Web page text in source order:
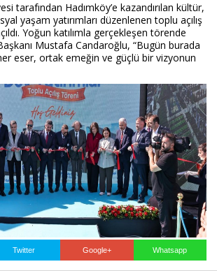
tarafından Hadımköy’e kazandırılan kültür,
yaşam yatırımları düzenlenen toplu açılış
Yoğun katılımla gerçekleşen törende
Mustafa Candaroğlu, “Bugün burada
her eser, ortak emeğin ve güçlü bir vizyonun
Twitter Google+ Whatsapp
FOTO GALERİ
VİDEO GALERİ
İLETİŞİM
Haberin Doğru Adresi.